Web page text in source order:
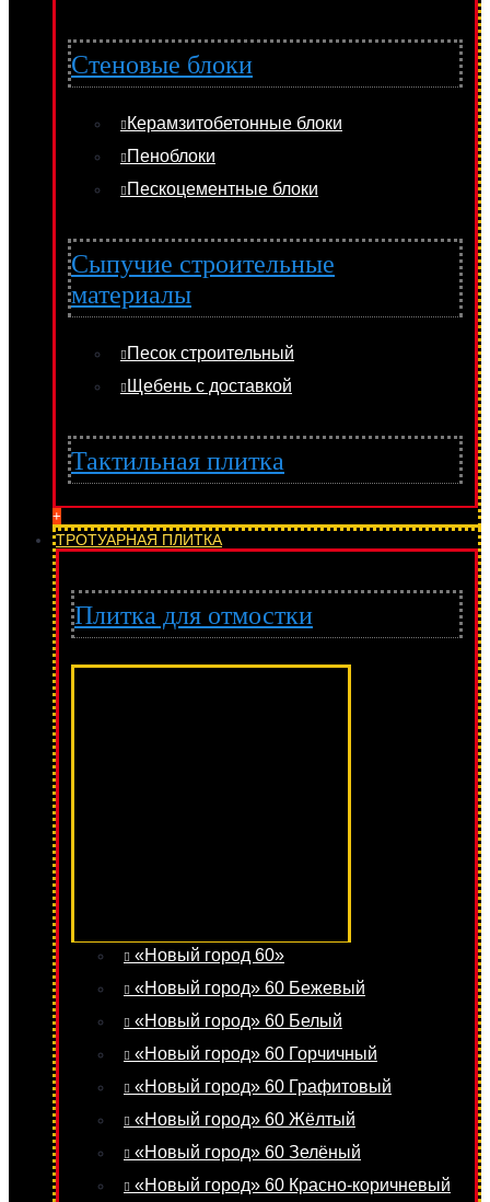
Стеновые блоки
Керамзитобетонные блоки
Пеноблоки
Пескоцементные блоки
Сыпучие строительные
материалы
Песок строительный
Щебень с доставкой
Тактильная плитка
+
ТРОТУАРНАЯ ПЛИТКА
Плитка для отмостки
«Новый город 60»
«Новый город» 60 Бежевый
«Новый город» 60 Белый
«Новый город» 60 Горчичный
«Новый город» 60 Графитовый
«Новый город» 60 Жёлтый
«Новый город» 60 Зелёный
«Новый город» 60 Красно-коричневый